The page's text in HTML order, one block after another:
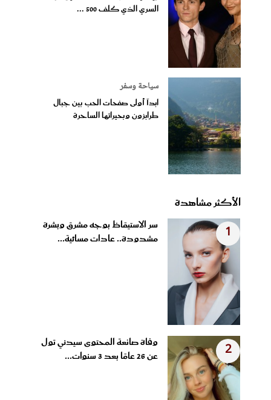
السري الذي كلف 500 ...
سياحة وسفر
ابدآ أولى صفحات الحب بين جبال
طرابزون وبحيراتها الساحرة
الأكثر مشاهدة
1
سر الاستيقاظ بوجه مشرق وبشرة
مشدودة.. عادات مسائية...
2
وفاة صانعة المحتوى سيدني تول
عن 26 عامًا بعد 3 سنوات...